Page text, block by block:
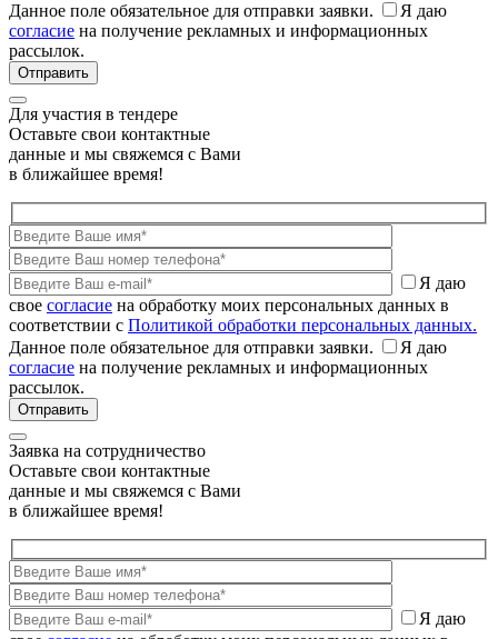
Данное поле обязательное для отправки заявки.
Я даю
согласие на получение рекламных и информационных
рассылок.
Для участия в тендере
Оставьте свои контактные
данные и мы свяжемся с Вами
в ближайшее время!
Я даю
свое согласие на обработку моих персональных данных в
соответствии с Политикой обработки персональных данных.
Данное поле обязательное для отправки заявки.
Я даю
согласие на получение рекламных и информационных
рассылок.
Заявка на сотрудничество
Оставьте свои контактные
данные и мы свяжемся с Вами
в ближайшее время!
Я даю